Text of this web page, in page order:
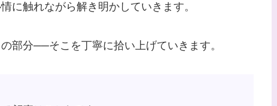
に触れながら解き明かしていきます。
部分──そこを丁寧に拾い上げていきます。